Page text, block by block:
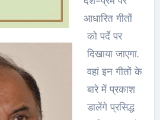
आधारित गीतों
को पर्दे पर
दिखाया जाएगा.
वहां इन गीतों के
बारे में प्रकाश
डालेंगे प्रसिद्ध